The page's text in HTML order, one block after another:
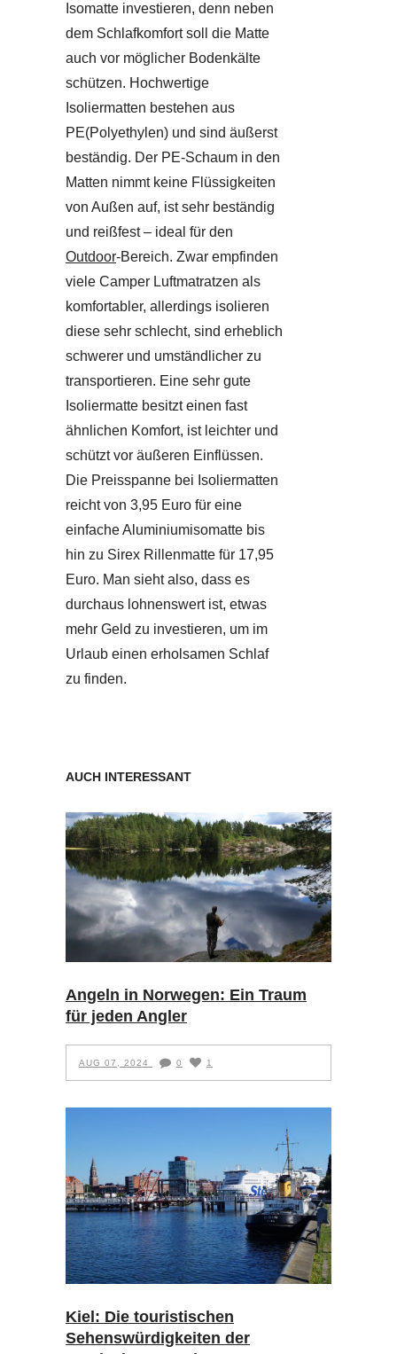
Isomatte investieren, denn neben
dem Schlafkomfort soll die Matte
auch vor möglicher Bodenkälte
schützen. Hochwertige
Isoliermatten bestehen aus
PE(Polyethylen) und sind äußerst
beständig. Der PE-Schaum in den
Matten nimmt keine Flüssigkeiten
von Außen auf, ist sehr beständig
und reißfest – ideal für den
Outdoor-Bereich. Zwar empfinden
viele Camper Luftmatratzen als
komfortabler, allerdings isolieren
diese sehr schlecht, sind erheblich
schwerer und umständlicher zu
transportieren. Eine sehr gute
Isoliermatte besitzt einen fast
ähnlichen Komfort, ist leichter und
schützt vor äußeren Einflüssen.
Die Preisspanne bei Isoliermatten
reicht von 3,95 Euro für eine
einfache Aluminiumisomatte bis
hin zu Sirex Rillenmatte für 17,95
Euro. Man sieht also, dass es
durchaus lohnenswert ist, etwas
mehr Geld zu investieren, um im
Urlaub einen erholsamen Schlaf
zu finden.
AUCH INTERESSANT
Angeln in Norwegen: Ein Traum
für jeden Angler
AUG 07, 2024 0 1
Kiel: Die touristischen
Sehenswürdigkeiten der